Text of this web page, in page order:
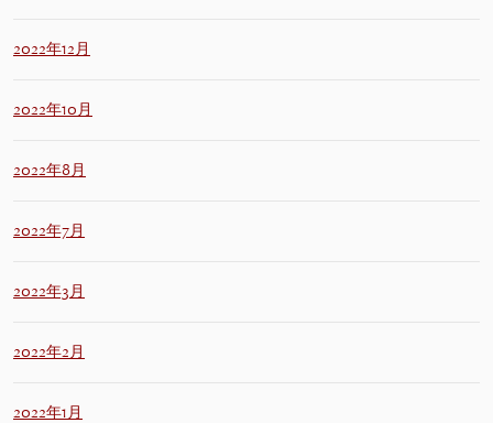
2022年12月
2022年10月
2022年8月
2022年7月
2022年3月
2022年2月
2022年1月